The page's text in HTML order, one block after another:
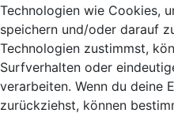
Technologien wie Cookies,
speichern und/oder darauf
Technologien zustimmst,
Surfverhalten oder
verarbeiten. Wenn du deine
zurückziehst, können